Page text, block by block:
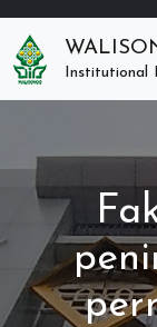
Institutional